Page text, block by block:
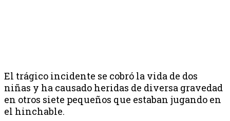
El trágico incidente se cobró la vida de dos
niñas y ha causado heridas de diversa gravedad
en otros siete pequeños que estaban jugando en
el hinchable.